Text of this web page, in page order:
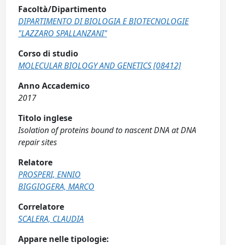
Facoltà/Dipartimento
DIPARTIMENTO DI BIOLOGIA E BIOTECNOLOGIE
"LAZZARO SPALLANZANI"
Corso di studio
MOLECULAR BIOLOGY AND GENETICS [08412]
Anno Accademico
2017
Titolo inglese
Isolation of proteins bound to nascent DNA at DNA
repair sites
Relatore
PROSPERI, ENNIO
BIGGIOGERA, MARCO
Correlatore
SCALERA, CLAUDIA
Appare nelle tipologie: